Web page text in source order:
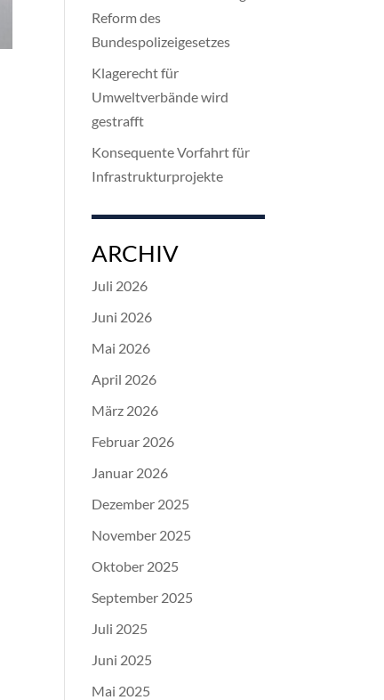
Reform des
Bundespolizeigesetzes
Klagerecht für
Umweltverbände wird
gestrafft
Konsequente Vorfahrt für
Infrastrukturprojekte
ARCHIV
Juli 2026
Juni 2026
Mai 2026
April 2026
März 2026
Februar 2026
Januar 2026
Dezember 2025
November 2025
Oktober 2025
September 2025
Juli 2025
Juni 2025
Mai 2025